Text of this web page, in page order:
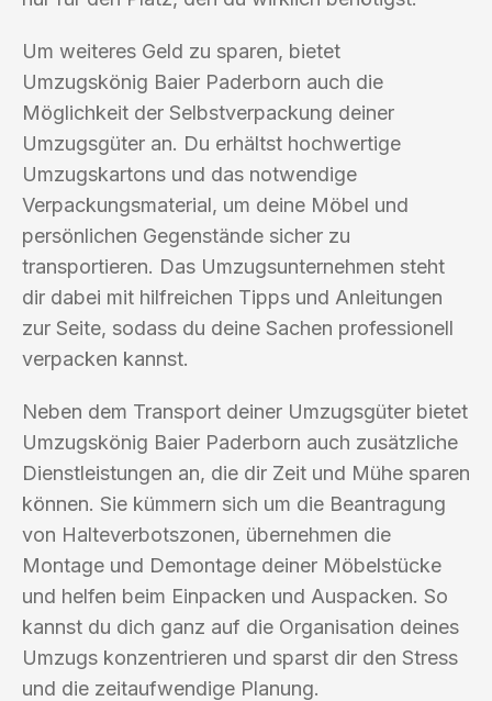
Um weiteres Geld zu sparen, bietet
Umzugskönig Baier Paderborn auch die
Möglichkeit der Selbstverpackung deiner
Umzugsgüter an. Du erhältst hochwertige
Umzugskartons und das notwendige
Verpackungsmaterial, um deine Möbel und
persönlichen Gegenstände sicher zu
transportieren. Das Umzugsunternehmen steht
dir dabei mit hilfreichen Tipps und Anleitungen
zur Seite, sodass du deine Sachen professionell
verpacken kannst.
Neben dem Transport deiner Umzugsgüter bietet
Umzugskönig Baier Paderborn auch zusätzliche
Dienstleistungen an, die dir Zeit und Mühe sparen
können. Sie kümmern sich um die Beantragung
von Halteverbotszonen, übernehmen die
Montage und Demontage deiner Möbelstücke
und helfen beim Einpacken und Auspacken. So
kannst du dich ganz auf die Organisation deines
Umzugs konzentrieren und sparst dir den Stress
und die zeitaufwendige Planung.